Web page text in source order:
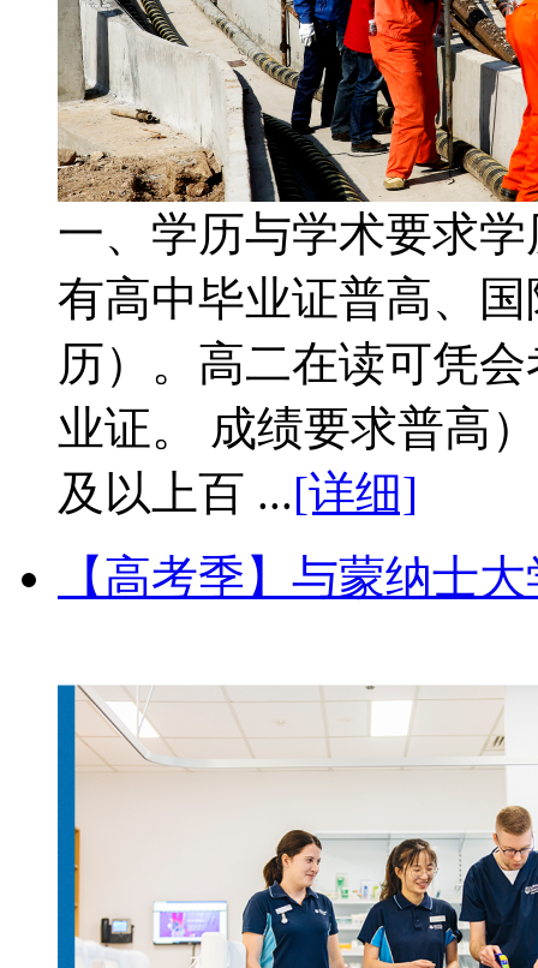
一、学历与学术要求
有高中毕业证普高、
历）。高二在读可凭
业证。 成绩要求普高
及以上百 ...[详细]
【高考季】与蒙纳士